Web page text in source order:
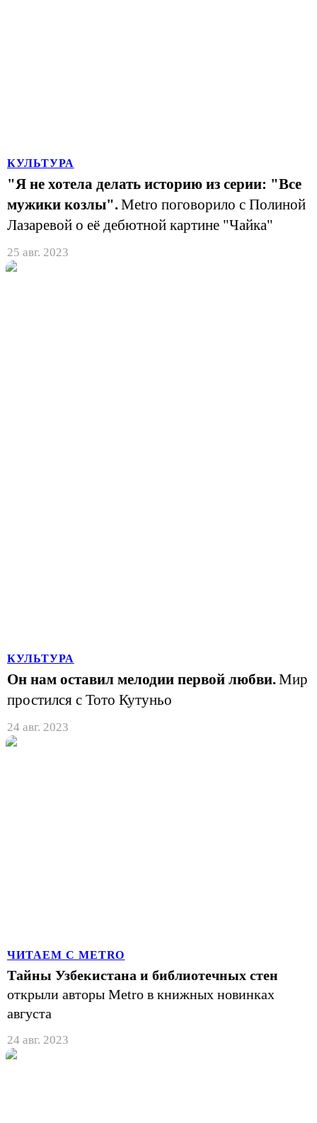
КУЛЬТУРА
"Я не хотела делать историю из серии: "Все
мужики козлы".Metro поговорило с Полиной
Лазаревой о её дебютной картине "Чайка"
25 авг. 2023
КУЛЬТУРА
Он нам оставил мелодии первой любви.Мир
простился с Тото Кутуньо
24 авг. 2023
ЧИТАЕМ С METRO
Тайны Узбекистана и библиотечных стен
открыли авторы Metro в книжных новинках
августа
24 авг. 2023